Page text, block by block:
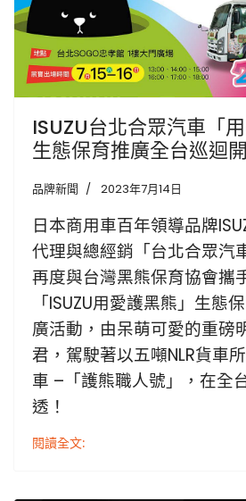
ISUZU台北合眾汽車「
生態保育推廣全台巡迴
品牌新聞 2023年7月14日
日本商用車百年領導品牌
代理與總經銷「台北合眾汽
再度與台灣黑熊保育協會攜
「ISUZU用愛護黑熊」生態
廣活動，由呆萌可愛的重磅
君，駕駛著以五噸NLR貨車
車 –「護熊職人號」，在全
透！
閱讀全文: